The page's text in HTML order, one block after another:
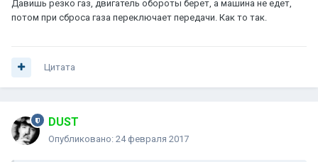
Давишь резко газ, двигатель обороты берет, а машина не едет,
потом при сброса газа переключает передачи. Как то так.
Цитата
DUST
Опубликовано: 24 февраля 2017